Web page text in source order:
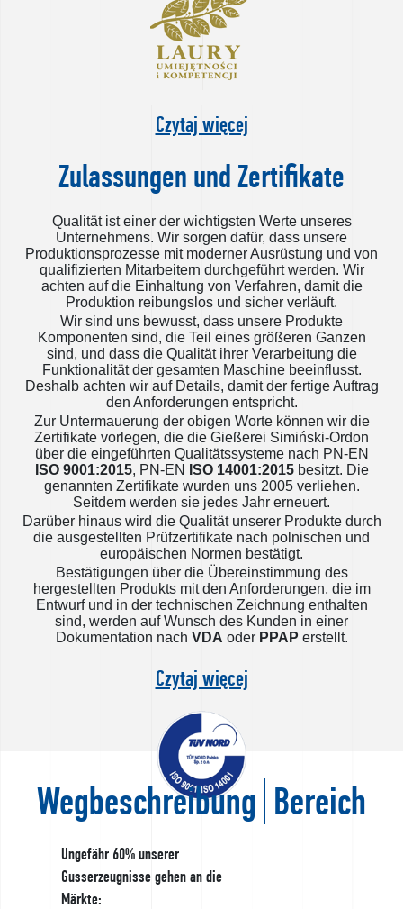
Czytaj więcej
Zulassungen und Zertifikate
Qualität ist einer der wichtigsten Werte unseres
Unternehmens. Wir sorgen dafür, dass unsere
Produktionsprozesse mit moderner Ausrüstung und von
qualifizierten Mitarbeitern durchgeführt werden. Wir
achten auf die Einhaltung von Verfahren, damit die
Produktion reibungslos und sicher verläuft.
Wir sind uns bewusst, dass unsere Produkte
Komponenten sind, die Teil eines größeren Ganzen
sind, und dass die Qualität ihrer Verarbeitung die
Funktionalität der gesamten Maschine beeinflusst.
Deshalb achten wir auf Details, damit der fertige Auftrag
den Anforderungen entspricht.
Zur Untermauerung der obigen Worte können wir die
Zertifikate vorlegen, die die Gießerei Simiński-Ordon
über die eingeführten Qualitätssysteme nach PN-EN
ISO 9001:2015, PN-EN ISO 14001:2015besitzt. Die
genannten Zertifikate wurden uns 2005 verliehen.
Seitdem werden sie jedes Jahr erneuert.
Darüber hinaus wird die Qualität unserer Produkte durch
die ausgestellten Prüfzertifikate nach polnischen und
europäischen Normen bestätigt.
Bestätigungen über die Übereinstimmung des
hergestellten Produkts mit den Anforderungen, die im
Entwurf und in der technischen Zeichnung enthalten
sind, werden auf Wunsch des Kunden in einer
Dokumentation nach VDA oder PPAP erstellt.
Czytaj więcej
Wegbeschreibung Bereich
Ungefähr 60% unserer
Gusserzeugnisse gehen an die
Märkte: